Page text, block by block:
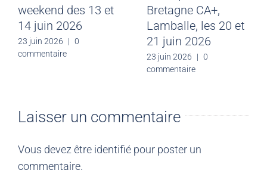
weekend des 13 et
14 juin 2026
23 juin 2026 | 0
commentaire
Bretagne CA+,
Lamballe, les 20 et
21 juin 2026
23 juin 2026 | 0
commentaire
Laisser un commentaire
Vous devez être identifié pour poster un
commentaire.